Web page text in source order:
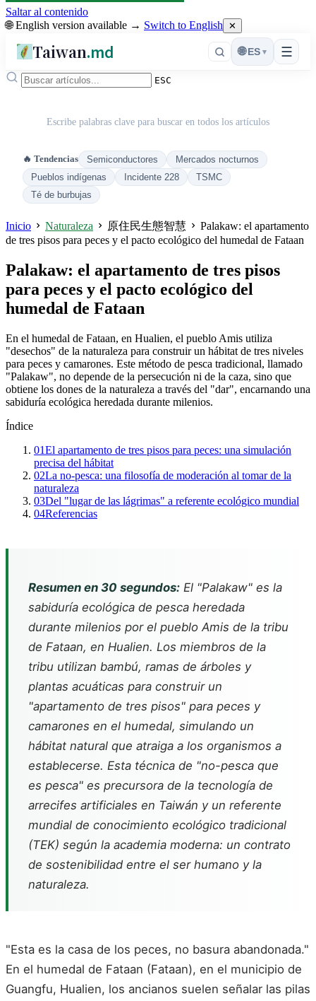
Saltar al contenido
🌐 English version available → Switch to English ✕
Taiwan.md ☰
🌐 ES ▾
ESC
Escribe palabras clave para buscar en todos los artículos
🔥 Tendencias Semiconductores
Mercados nocturnos
Pueblos indígenas
Incidente 228
TSMC
Té de burbujas
Inicio Naturaleza 原住民生態智慧
Palakaw: el apartamento
de tres pisos para peces y el pacto ecológico del humedal de Fataan
Palakaw: el apartamento de tres pisos
para peces y el pacto ecológico del
humedal de Fataan
En el humedal de Fataan, en Hualien, el pueblo Amis utiliza
"desechos" de la naturaleza para construir un hábitat de tres niveles
para peces y camarones. Este método de pesca tradicional, llamado
"Palakaw", no depende de la persecución ni de la caza, sino que
obtiene los dones de la naturaleza a través del "dar", encarnando una
sabiduría ecológica heredada durante milenios.
Índice
01El apartamento de tres pisos para peces: una simulación
precisa del hábitat
02La no-pesca: una filosofía de moderación al tomar de la
naturaleza
03Del "lugar de las lágrimas" a referente ecológico mundial
04Referencias
Resumen en 30 segundos: El "Palakaw" es la
sabiduría ecológica de pesca heredada
durante milenios por el pueblo Amis de la tribu
de Fataan, en Hualien. Los miembros de la
tribu utilizan bambú, ramas de árboles y
plantas acuáticas para construir un
"apartamento de tres pisos" para peces y
camarones en el humedal, simulando un
hábitat natural que atraiga a los organismos a
establecerse. Esta técnica de "no-pesca que
es pesca" es precursora de la tecnología de
arrecifes artificiales en Taiwán y un referente
mundial de conocimiento ecológico tradicional
(TEK) según la academia moderna: un contrato
de sostenibilidad entre el ser humano y la
naturaleza.
"Esta es la casa de los peces, no basura abandonada."
En el humedal de Fataan (Fataan), en el municipio de
Guangfu, Hualien, los ancianos suelen señalar las pilas